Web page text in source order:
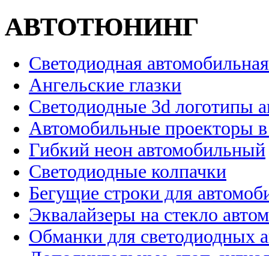
АВТОТЮНИНГ
Светодиодная
Ангельские глазки
Светодиодные 3d логотипы
Автомобильные проекторы
Гибкий неон автомобильный
Светодиодные колпачки
Бегущие строки для
Эквалайзеры на стекло
Обманки для светодиодных